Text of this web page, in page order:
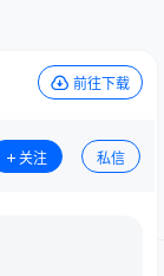
前往下载
关注 私信